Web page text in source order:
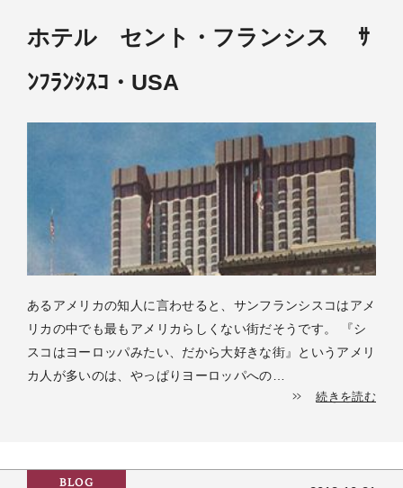
ホテル セント・フランシス ｻ
ﾝﾌﾗﾝｼｽｺ・USA
あるアメリカの知人に言わせると、サンフランシスコはアメ
リカの中でも最もアメリカらしくない街だそうです。 『シ
スコはヨーロッパみたい、だから大好きな街』というアメリ
カ人が多いのは、やっぱりヨーロッパへの…
続きを読む
BLOG